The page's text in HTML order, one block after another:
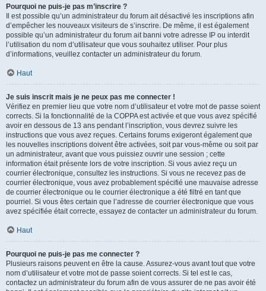
Pourquoi ne puis-je pas m’inscrire ?
Il est possible qu’un administrateur du forum ait désactivé les inscriptions afin
d’empêcher les nouveaux visiteurs de s’inscrire. De même, il est également
possible qu’un administrateur du forum ait banni votre adresse IP ou interdit
l’utilisation du nom d’utilisateur que vous souhaitez utiliser. Pour plus
d’informations, veuillez contacter un administrateur du forum.
Haut
Je suis inscrit mais je ne peux pas me connecter !
Vérifiez en premier lieu que votre nom d’utilisateur et votre mot de passe soient
corrects. Si la fonctionnalité de la COPPA est activée et que vous avez spécifié
avoir en dessous de 13 ans pendant l’inscription, vous devrez suivre les
instructions que vous avez reçues. Certains forums exigeront également que
les nouvelles inscriptions doivent être activées, soit par vous-même ou soit par
un administrateur, avant que vous puissiez ouvrir une session ; cette
information était présente lors de votre inscription. Si vous aviez reçu un
courrier électronique, consultez les instructions. Si vous ne recevez pas de
courrier électronique, vous avez probablement spécifié une mauvaise adresse
de courrier électronique ou le courrier électronique a été filtré en tant que
pourriel. Si vous êtes certain que l’adresse de courrier électronique que vous
avez spécifiée était correcte, essayez de contacter un administrateur du forum.
Haut
Pourquoi ne puis-je pas me connecter ?
Plusieurs raisons peuvent en être la cause. Assurez-vous avant tout que votre
nom d’utilisateur et votre mot de passe soient corrects. Si tel est le cas,
contactez un administrateur du forum afin de vous assurer de ne pas avoir été